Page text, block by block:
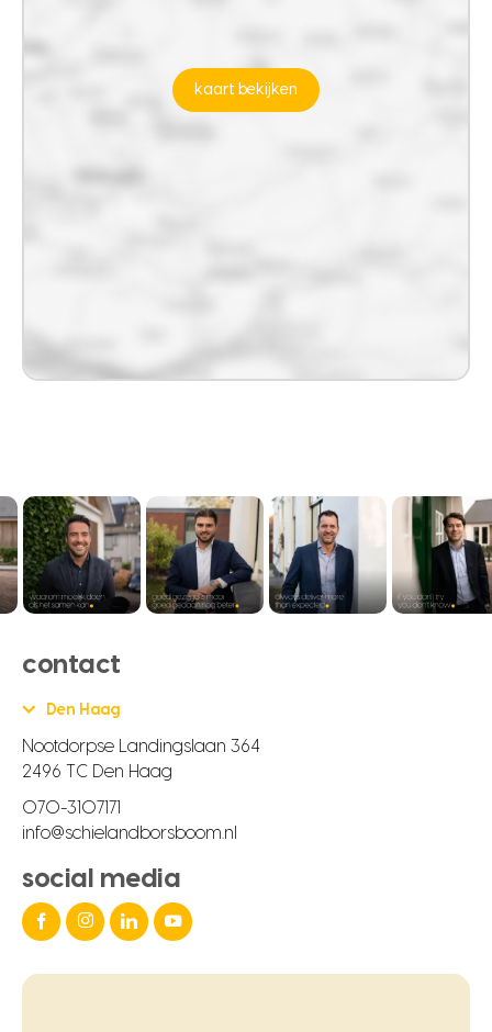
kaart bekijken
contact
Den Haag
Nootdorpse Landingslaan 364
2496 TC Den Haag
070-3107171
info@schielandborsboom.nl
social media